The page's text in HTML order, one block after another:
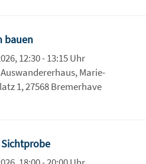
bauen
12:30 - 13:15 Uhr
Marie-
1, 27568 Bremerhave